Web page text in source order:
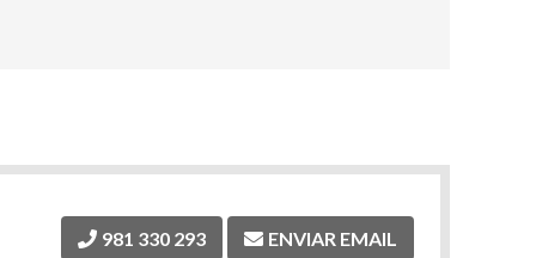
981 330 293 ENVIAR EMAIL